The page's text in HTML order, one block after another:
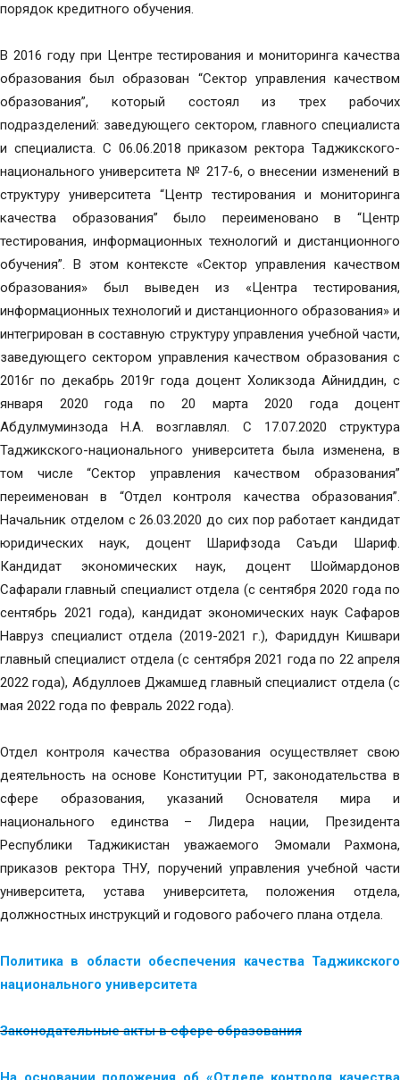
порядок кредитного обучения.
В 2016 году при Центре тестирования и мониторинга качества
образования был образован “Сектор управления качеством
образования”, который состоял из трех рабочих
подразделений: заведующего сектором, главного специалиста
и специалиста. С 06.06.2018 приказом ректора Таджикского-
национального университета № 217-6, о внесении изменений в
структуру университета “Центр тестирования и мониторинга
качества образования” было переименовано в “Центр
тестирования, информационных технологий и дистанционного
обучения”. В этом контексте «Сектор управления качеством
образования» был выведен из «Центра тестирования,
информационных технологий и дистанционного образования» и
интегрирован в составную структуру управления учебной части,
заведующего сектором управления качеством образования с
2016г по декабрь 2019г года доцент Холикзода Айниддин, с
января 2020 года по 20 марта 2020 года доцент
Абдулмуминзода Н.А. возглавлял. С 17.07.2020 структура
Таджикского-национального университета была изменена, в
том числе “Сектор управления качеством образования”
переименован в “Отдел контроля качества образования”.
Начальник отделом с 26.03.2020 до сих пор работает кандидат
юридических наук, доцент Шарифзода Саъди Шариф.
Кандидат экономических наук, доцент Шоймардонов
Сафарали главный специалист отдела (с сентября 2020 года по
сентябрь 2021 года), кандидат экономических наук Сафаров
Навруз специалист отдела (2019-2021 г.), Фариддун Кишвари
главный специалист отдела (с сентября 2021 года по 22 апреля
2022 года), Абдуллоев Джамшед главный специалист отдела (с
мая 2022 года по февраль 2022 года).
Отдел контроля качества образования осуществляет свою
деятельность на основе Конституции РТ, законодательства в
сфере образования, указаний Основателя мира и
национального единства – Лидера нации, Президента
Республики Таджикистан уважаемого Эмомали Рахмона,
приказов ректора ТНУ, поручений управления учебной части
университета, устава университета, положения отдела,
должностных инструкций и годового рабочего плана отдела.
Политика в области обеспечения качества Таджикского
национального университета
Законодательные акты в сфере образования